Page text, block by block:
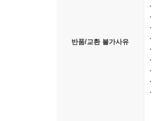
반품/교환 불가사유